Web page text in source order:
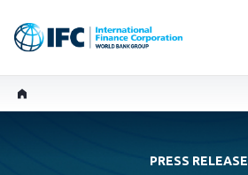
PRESS RELEASE